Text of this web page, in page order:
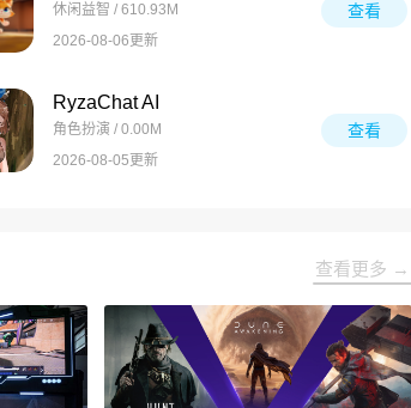
休闲益智 / 610.93M
2026-08-06更新
查看
RyzaChat AI
角色扮演 / 0.00M
2026-08-05更新
查看
查看更多 →